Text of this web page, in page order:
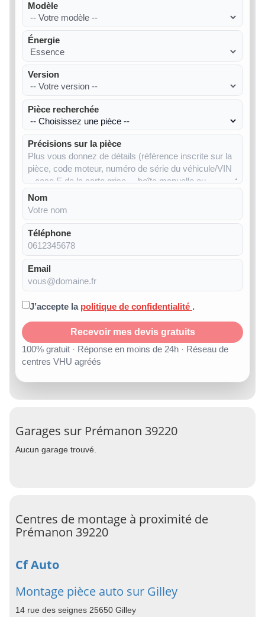
Modèle
Énergie
Version
Pièce recherchée
Précisions sur la pièce
Nom
Téléphone
Email
J’accepte la politique de confidentialité .
Recevoir mes devis gratuits
100% gratuit · Réponse en moins de 24h · Réseau de
centres VHU agréés
Garages sur Prémanon 39220
Aucun garage trouvé.
Centres de montage à proximité de
Prémanon 39220
Cf Auto
Montage pièce auto sur Gilley
14 rue des seignes 25650 Gilley